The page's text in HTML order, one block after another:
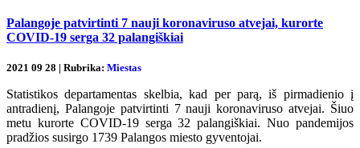
Palangoje patvirtinti 7 nauji koronaviruso atvejai, kurorte
COVID-19 serga 32 palangiškiai
2021 09 28 | Rubrika: Miestas
Statistikos departamentas skelbia, kad per parą, iš pirmadienio į
antradienį, Palangoje patvirtinti 7 nauji koronaviruso atvejai. Šiuo
metu kurorte COVID-19 serga 32 palangiškiai. Nuo pandemijos
pradžios susirgo 1739 Palangos miesto gyventojai.